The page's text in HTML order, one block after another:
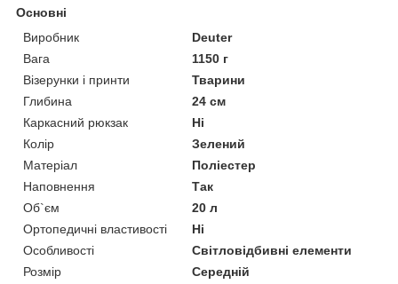
Основні
Виробник
Deuter
Вага
1150 г
Візерунки і принти
Тварини
Глибина
24 см
Каркасний рюкзак
Ні
Колір
Зелений
Матеріал
Поліестер
Наповнення
Так
Об`єм
20 л
Ортопедичні властивості
Ні
Особливості
Світловідбивні елементи
Розмір
Середній